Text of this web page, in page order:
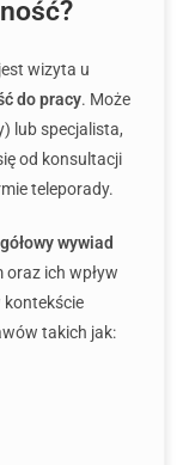
wizyta u
do pracy. Może
lub specjalista,
od konsultacji
teleporady.
wywiad
oraz ich wpływ
kontekście
takich jak: